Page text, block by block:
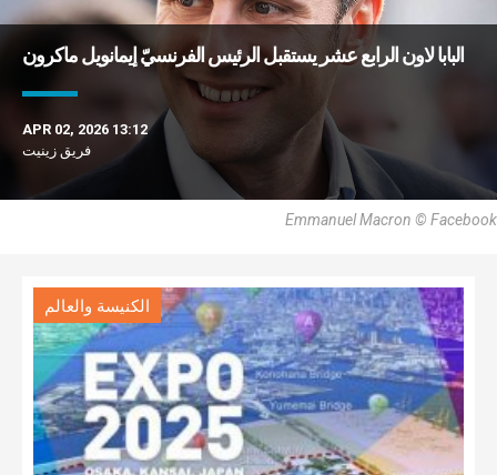
البابا لاون الرابع عشر يستقبل الرئيس الفرنسيّ إيمانويل ماكرون
APR 02, 2026 13:12
فريق زينيت
Emmanuel Macron © Facebook
الكنيسة والعالم